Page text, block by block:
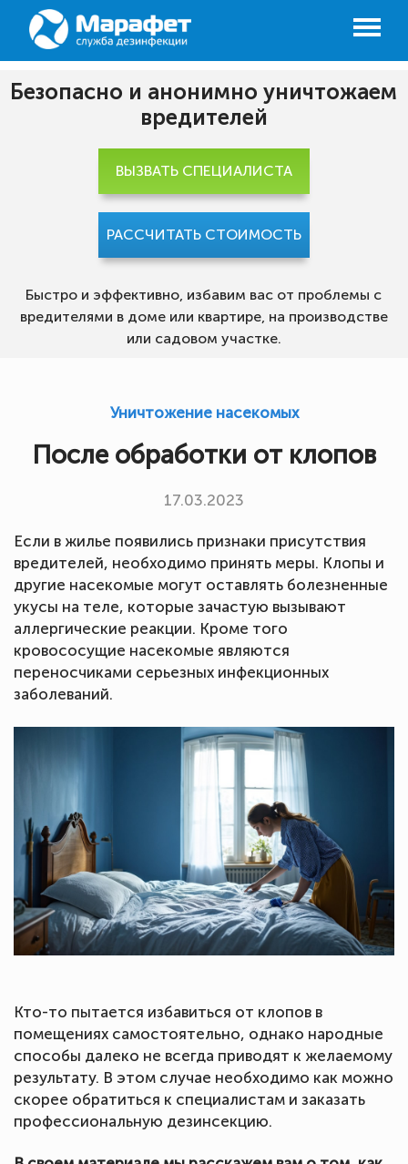
Безопасно и анонимно уничтожаем
вредителей
Быстро и эффективно, избавим вас от проблемы с
вредителями в доме или квартире, на производстве
или садовом участке.
ВЫЗВАТЬ СПЕЦИАЛИСТА
РАССЧИТАТЬ СТОИМОСТЬ
Уничтожение насекомых
После обработки от клопов
17.03.2023
Если в жилье появились признаки присутствия
вредителей, необходимо принять меры. Клопы и
другие насекомые могут оставлять болезненные
укусы на теле, которые зачастую вызывают
аллергические реакции. Кроме того
кровососущие насекомые являются
переносчиками серьезных инфекционных
заболеваний.
Кто-то пытается избавиться от клопов в
помещениях самостоятельно, однако народные
способы далеко не всегда приводят к желаемому
результату. В этом случае необходимо как можно
скорее обратиться к специалистам и заказать
профессиональную дезинсекцию.